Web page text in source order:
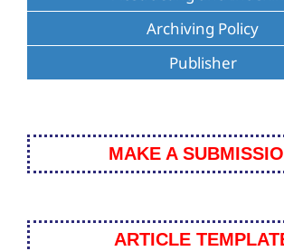
Archiving Policy
Publisher
MAKE A
ARTICLE